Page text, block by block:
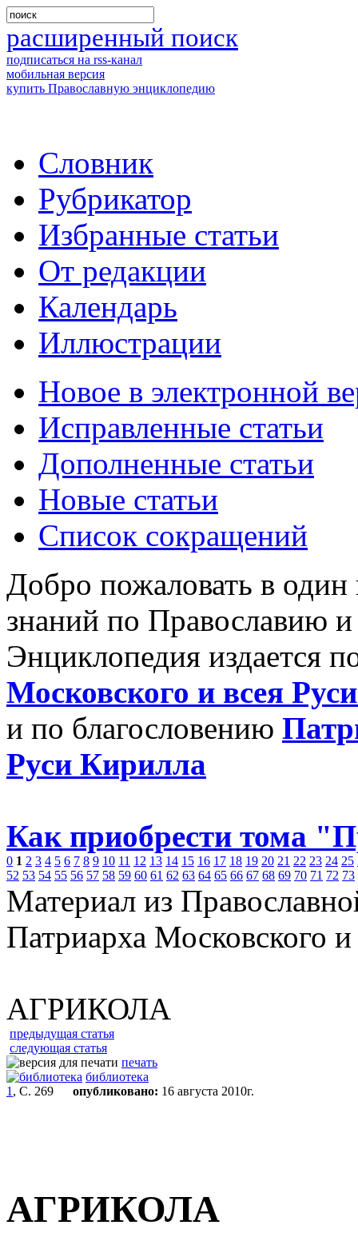
расширенный поиск
подписаться на rss-канал
мобильная версия
купить Православную энциклопедию
Словник
Рубрикатор
Избранные статьи
От редакции
Календарь
Иллюстрации
Новое в электронной
Исправленные статьи
Дополненные статьи
Новые статьи
Список сокращений
Добро пожаловать в
знаний по Православию
Энциклопедия издается
Московского и всея
и по благословению
Руси Кирилла
Как приобрести тома
0 1 2 3 4 5 6 7 8 9 10 11 12 13 14 15 16 17 18 19 20 21 22 23 24 25
52 53 54 55 56 57 58 59 60 61 62 63 64 65 66 67 68 69 70 71 72 73
Материал из
Патриарха Московского
АГРИКОЛА
предыдущая статья
следующая статья
печать
библиотека
1 , С. 269 опубликовано: 16 августа 2010г.
АГРИКОЛА